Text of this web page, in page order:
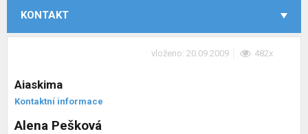
KONTAKT
vloženo: 20.09.2009 482x
Aiaskima
Kontaktní informace
Alena Pešková